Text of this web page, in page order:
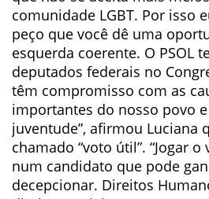
comunidade LGBT. Por isso
peço que você dê uma
esquerda coerente. O PSOL
deputados federais no
têm compromisso com as
importantes do nosso povo
juventude”, afirmou Luciana
chamado “voto útil”. “Jogar
num candidato que pode
decepcionar. Direitos